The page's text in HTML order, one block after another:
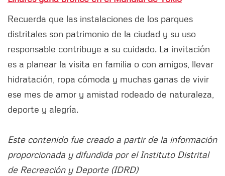
Recuerda que las instalaciones de los parques
distritales son patrimonio de la ciudad y su uso
responsable contribuye a su cuidado. La invitación
es a planear la visita en familia o con amigos, llevar
hidratación, ropa cómoda y muchas ganas de vivir
ese mes de amor y amistad rodeado de naturaleza,
deporte y alegría.
Este contenido fue creado a partir de la información
proporcionada y difundida por el Instituto Distrital
de Recreación y Deporte (IDRD)